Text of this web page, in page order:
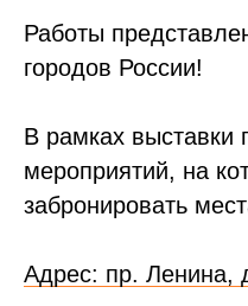
Работы
городов России!
В рамках выставки
мероприятий, на
забронировать
Адрес: пр. Ленина,